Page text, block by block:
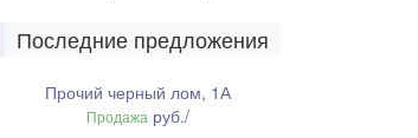
Последние предложения
Прочий черный лом, 1А
Продажа руб./